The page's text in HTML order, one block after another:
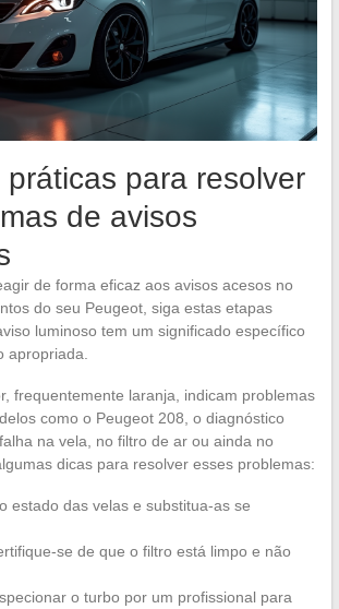
para resolver
de avisos
de forma eficaz aos avisos acesos no
do seu Peugeot, siga estas etapas
luminoso tem um significado específico
apropriada.
frequentemente laranja, indicam problemas
como o Peugeot 208, o diagnóstico
na vela, no filtro de ar ou ainda no
dicas para resolver esses problemas:
estado das velas e substitua-as se
se de que o filtro está limpo e não
o turbo por um profissional para